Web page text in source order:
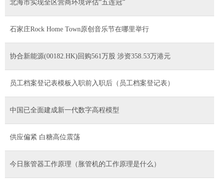
北海市实现全区营商环境评估“五连冠”
石家庄Rock Home Town原创音乐节在哪里举行
协合新能源(00182.HK)回购561万股 涉资358.53万港元
员工档案登记表模板入职前入职后（员工档案登记表）
中国已全面建成新一代数字高程模型
供应偏紧 白糖高位震荡
今日胀管器工作原理（胀管机的工作原理是什么）